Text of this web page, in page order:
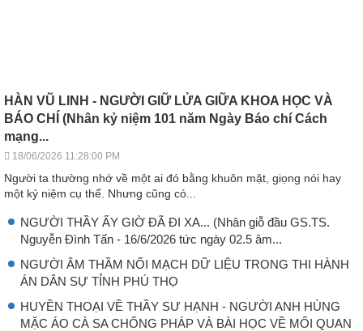
HÀN VŨ LINH - NGƯỜI GIỮ LỬA GIỮA KHOA HỌC VÀ
BÁO CHÍ (Nhân kỷ niệm 101 năm Ngày Báo chí Cách
mạng...
18/06/2026 11:28:00 PM
Người ta thường nhớ về một ai đó bằng khuôn mặt, giọng nói hay
một kỷ niệm cụ thể. Nhưng cũng có...
NGƯỜI THẦY ẤY GIỜ ĐÃ ĐI XA... (Nhân giỗ đầu GS.TS.
Nguyễn Đình Tấn - 16/6/2026 tức ngày 02.5 âm...
NGƯỜI ÂM THẦM NỐI MẠCH DỮ LIỆU TRONG THI HÀNH
ÁN DÂN SỰ TỈNH PHÚ THỌ
HUYỀN THOẠI VỀ THẦY SƯ HẠNH - NGƯỜI ANH HÙNG
MẶC ÁO CÀ SA CHỐNG PHÁP VÀ BÀI HỌC VỀ MỐI QUAN